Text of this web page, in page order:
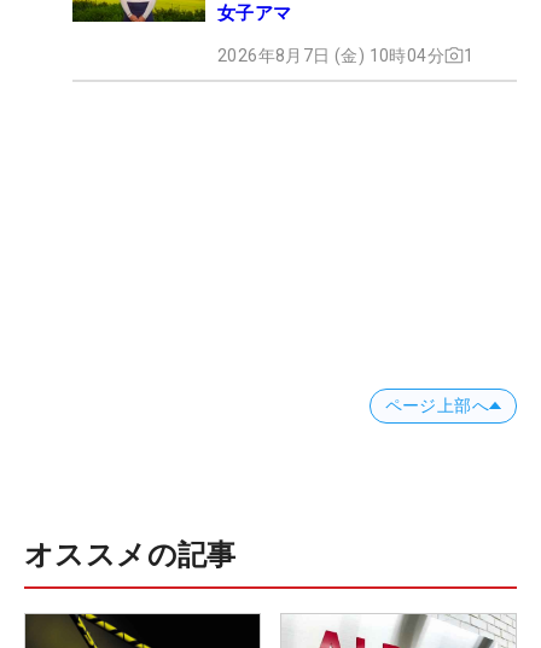
女子アマ
2026年8月7日 (金) 10時04分 1
ページ上部へ
オススメの記事